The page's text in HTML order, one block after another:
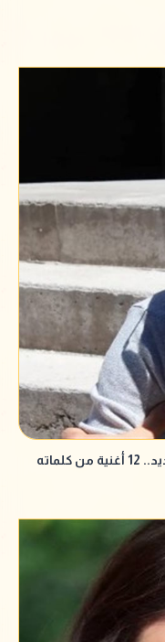
يوري مرقدي يكشف تفاصيل ألبومه الجديد.. 12 أغنية من كلماته